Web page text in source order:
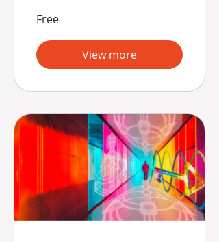
Free
View more